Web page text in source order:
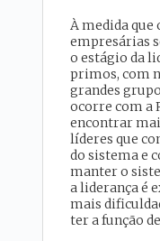
À medida que
empresárias
o estágio da
primos, com
grandes
ocorre com a
encontrar
líderes que
do sistema e
manter o
a liderança é
mais
ter a função